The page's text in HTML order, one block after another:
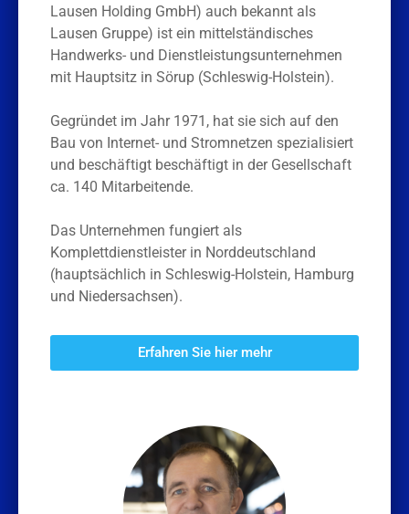
Lausen Holding GmbH) auch bekannt als
Lausen Gruppe) ist ein mittelständisches
Handwerks- und Dienstleistungsunternehmen
mit Hauptsitz in Sörup (Schleswig-Holstein).
Gegründet im Jahr 1971, hat sie sich auf den
Bau von Internet- und Stromnetzen spezialisiert
und beschäftigt beschäftigt in der Gesellschaft
ca. 140 Mitarbeitende.
Das Unternehmen fungiert als
Komplettdienstleister in Norddeutschland
(hauptsächlich in Schleswig-Holstein, Hamburg
und Niedersachsen).
Erfahren Sie hier mehr